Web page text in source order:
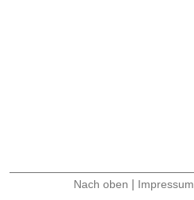
Nach oben | Impressum